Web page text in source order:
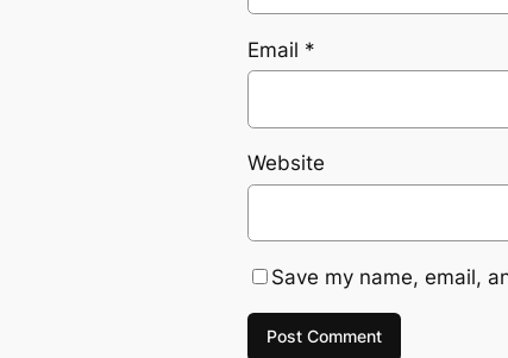
Email *
Website
Save my name, email,